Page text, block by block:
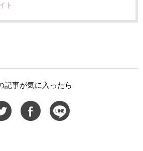
ト
記事が気に入ったら